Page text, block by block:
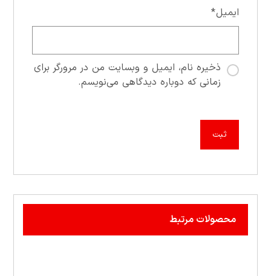
ایمیل*
ذخیره نام، ایمیل و وبسایت من در مرورگر برای
زمانی که دوباره دیدگاهی می‌نویسم.
محصولات مرتبط